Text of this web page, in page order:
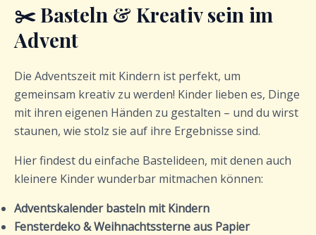
✂️ Basteln & Kreativ sein im
Advent
Die Adventszeit mit Kindern ist perfekt, um
gemeinsam kreativ zu werden! Kinder lieben es, Dinge
mit ihren eigenen Händen zu gestalten – und du wirst
staunen, wie stolz sie auf ihre Ergebnisse sind.
Hier findest du einfache Bastelideen, mit denen auch
kleinere Kinder wunderbar mitmachen können:
Adventskalender basteln mit Kindern
Fensterdeko & Weihnachtssterne aus Papier